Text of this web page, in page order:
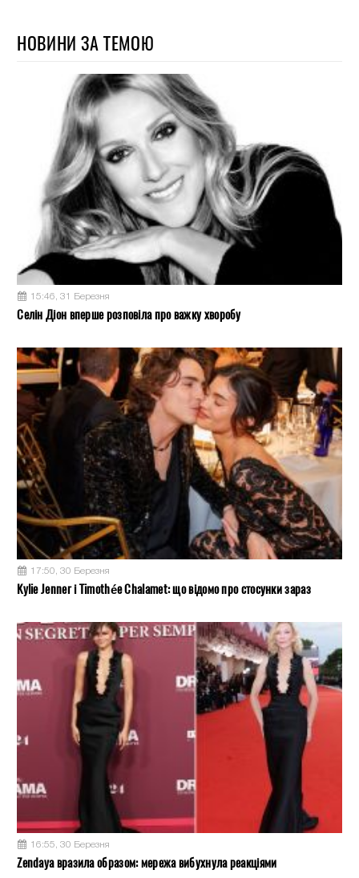
НОВИНИ ЗА ТЕМОЮ
15:46, 31 Березня
Селін Діон вперше розповіла про важку хворобу
17:50, 30 Березня
Kylie Jenner і Timothée Chalamet: що відомо про стосунки зараз
16:55, 30 Березня
Zendaya вразила образом: мережа вибухнула реакціями